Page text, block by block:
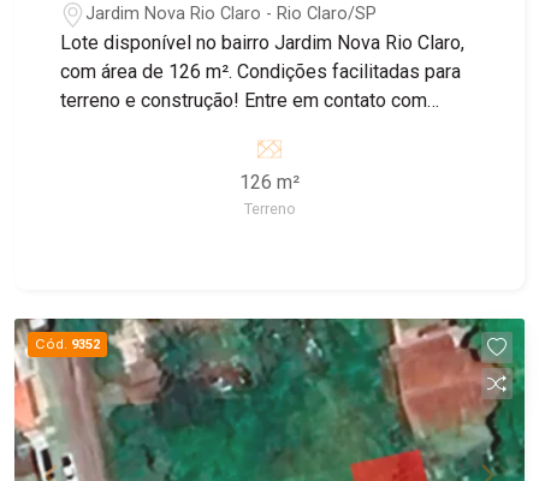
Jardim Nova Rio Claro - Rio Claro/SP
Lote disponível no bairro Jardim Nova Rio Claro,
com área de 126 m². Condições facilitadas para
terreno e construção! Entre em contato com
126 m²
Terreno
Cód. 9352